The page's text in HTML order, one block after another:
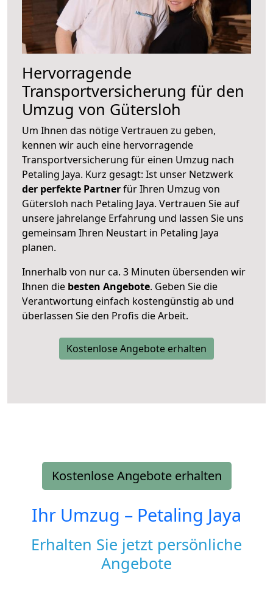
Hervorragende
Transportversicherung für den
Umzug von Gütersloh
Um Ihnen das nötige Vertrauen zu geben,
kennen wir auch eine hervorragende
Transportversicherung für einen Umzug nach
Petaling Jaya. Kurz gesagt: Ist unser Netzwerk
der perfekte Partnerfür Ihren Umzug von
Gütersloh nach Petaling Jaya. Vertrauen Sie auf
unsere jahrelange Erfahrung und lassen Sie uns
gemeinsam Ihren Neustart in Petaling Jaya
planen.
Innerhalb von nur ca. 3 Minuten übersenden wir
Ihnen die besten Angebote. Geben Sie die
Verantwortung einfach kostengünstig ab und
überlassen Sie den Profis die Arbeit.
Kostenlose Angebote erhalten
Kostenlose Angebote erhalten
Ihr Umzug – Petaling Jaya
Erhalten Sie jetzt persönliche
Angebote